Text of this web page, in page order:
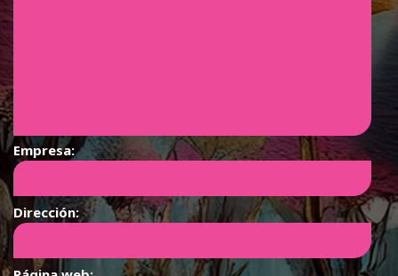
Empresa:
Dirección: